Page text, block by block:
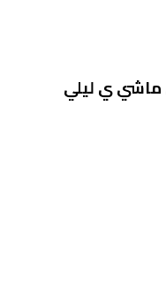
ي ليلي